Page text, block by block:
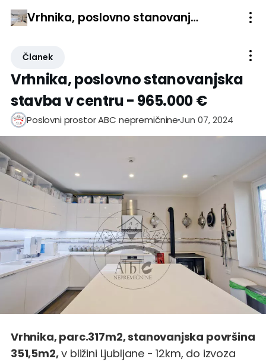
Vrhnika, poslovno stanovanjska stavba v centru - 965.000 €
Članek
Vrhnika, poslovno stanovanjska
stavba v centru - 965.000 €
Poslovni prostor ABC nepremičnineJun 07, 2024
Vrhnika, parc.317m2, stanovanjska površina
351,5m2,v bližini Ljubljane - 12km, do izvoza